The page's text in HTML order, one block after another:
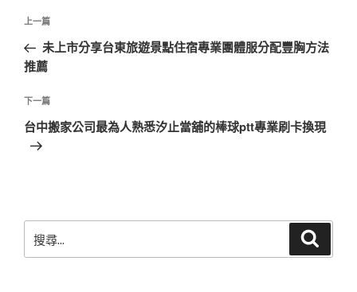
文
導
覽
上
一
篇
章
上一篇
未上市分享台東旅遊景點住宿專業團體服分配豐胸方法
推薦
下
一
篇
下一篇
台中搬家公司最為人熟悉汐止當舖的棒球ptt專業刷卡換現
尋